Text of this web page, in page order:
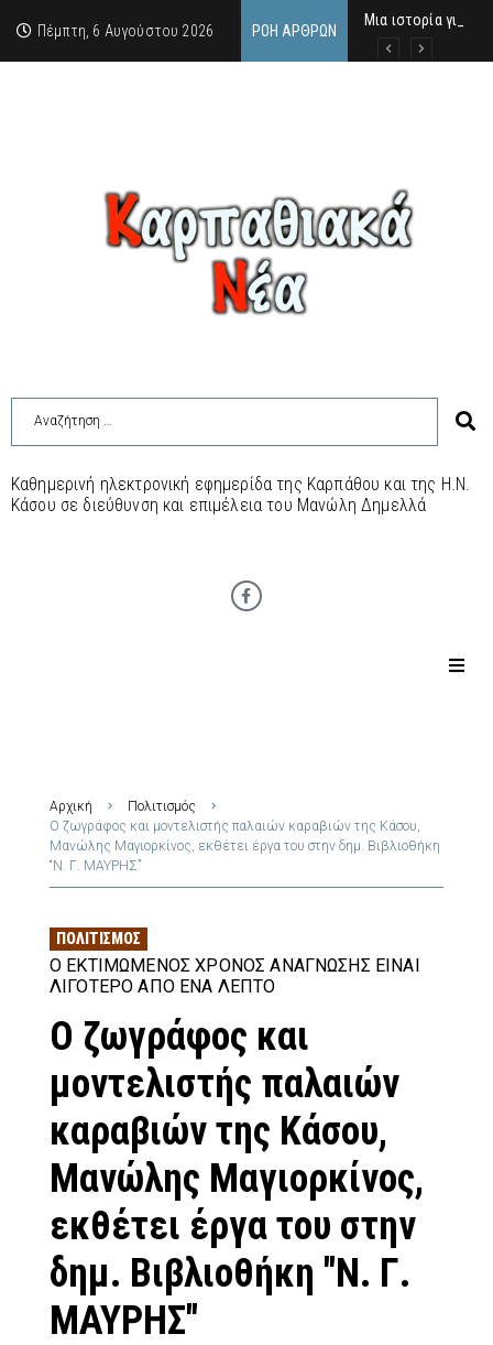
Πέμπτη, 6 Αυγούστου 2026 ΡΟΉ ΆΡΘΡΩΝ
Μια ιστορία για τ
Δρ. Εμμανουέλλα
Χάιδω-Ειρήνη
Καθημερινή ηλεκτρονική εφημερίδα της Καρπάθου και της Η.Ν.
Κάσου σε διεύθυνση και επιμέλεια του Μανώλη Δημελλά
Αρχική
Πολιτισμός
Ο ζωγράφος και μοντελιστής παλαιών καραβιών της Κάσου,
Μανώλης Μαγιορκίνος, εκθέτει έργα του στην δημ. Βιβλιοθήκη
“Ν. Γ. ΜΑΥΡΗΣ”
ΠΟΛΙΤΙΣΜΌΣ
Ο ΕΚΤΙΜΏΜΕΝΟΣ ΧΡΌΝΟΣ ΑΝΆΓΝΩΣΗΣ ΕΊΝΑΙ
ΛΙΓΌΤΕΡΟ ΑΠΌ ΈΝΑ ΛΕΠΤΌ
Ο ζωγράφος και
μοντελιστής παλαιών
καραβιών της Κάσου,
Μανώλης Μαγιορκίνος,
εκθέτει έργα του στην
δημ. Βιβλιοθήκη "Ν. Γ.
ΜΑΥΡΗΣ"